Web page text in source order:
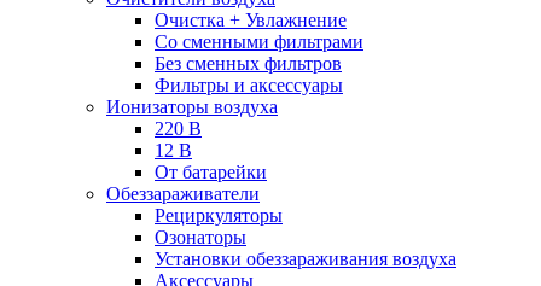
Очистка + Увлажнение
Cо сменными фильтрами
Без сменных фильтров
Фильтры и аксессуары
Ионизаторы воздуха
220 В
12 В
От батарейки
Обеззараживатели
Рециркуляторы
Озонаторы
Установки обеззараживания воздуха
Аксессуары